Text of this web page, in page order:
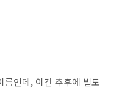
인데, 이건 추후에 별도